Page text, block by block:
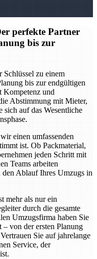
perfekte Partner
bis zur
Schlüssel zu einem
bis zur endgültigen
Kompetenz und
Abstimmung mit Mieter,
sich auf das Wesentliche
einen umfassenden
ist. Ob Packmaterial,
jeden Schritt mit
Teams arbeiten
den Ablauf Ihres Umzugs in
mehr als nur ein
durch die gesamte
Umzugsfirma haben Sie
– von der ersten Planung
Sie auf jahrelange
Service, der